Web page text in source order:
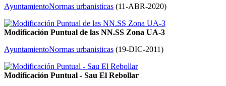
AyuntamientoNormas urbanisticas (11-ABR-2020)
Modificación Puntual de las NN.SS Zona UA-3
AyuntamientoNormas urbanisticas (19-DIC-2011)
Modificación Puntual - Sau El Rebollar